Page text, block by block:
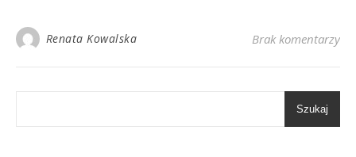
Renata Kowalska Brak komentarzy
Szukaj